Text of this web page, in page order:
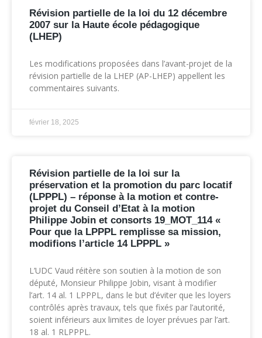
Révision partielle de la loi du 12 décembre
2007 sur la Haute école pédagogique
(LHEP)
Les modifications proposées dans l’avant-projet de la
révision partielle de la LHEP (AP-LHEP) appellent les
commentaires suivants.
février 18, 2025
Révision partielle de la loi sur la
préservation et la promotion du parc locatif
(LPPPL) – réponse à la motion et contre-
projet du Conseil d’Etat à la motion
Philippe Jobin et consorts 19_MOT_114 «
Pour que la LPPPL remplisse sa mission,
modifions l’article 14 LPPPL »
L’UDC Vaud réitère son soutien à la motion de son
député, Monsieur Philippe Jobin, visant à modifier
l’art. 14 al. 1 LPPPL, dans le but d’éviter que les loyers
contrôlés après travaux, tels que fixés par l’autorité,
soient inférieurs aux limites de loyer prévues par l’art.
18 al. 1 RLPPPL.